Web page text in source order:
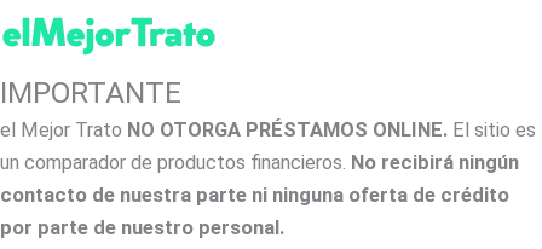
IMPORTANTE
el Mejor Trato NO OTORGA PRÉSTAMOS ONLINE. El sitio es
un comparador de productos financieros. No recibirá ningún
contacto de nuestra parte ni ninguna oferta de crédito
por parte de nuestro personal.